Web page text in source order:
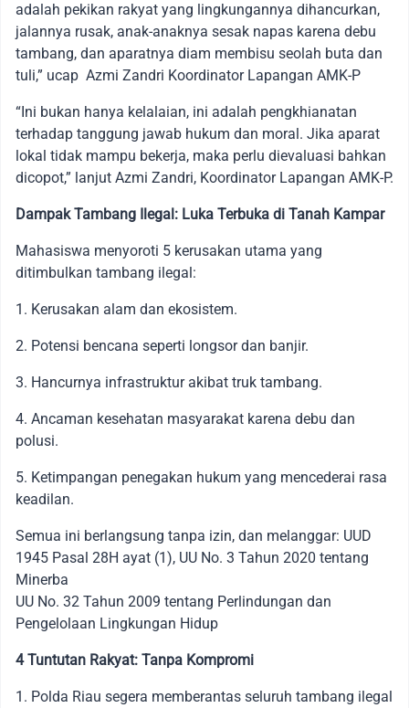
adalah pekikan rakyat yang lingkungannya dihancurkan,
jalannya rusak, anak-anaknya sesak napas karena debu
tambang, dan aparatnya diam membisu seolah buta dan
tuli,” ucap Azmi Zandri Koordinator Lapangan AMK-P
“Ini bukan hanya kelalaian, ini adalah pengkhianatan
terhadap tanggung jawab hukum dan moral. Jika aparat
lokal tidak mampu bekerja, maka perlu dievaluasi bahkan
dicopot,” lanjut Azmi Zandri, Koordinator Lapangan AMK-P.
Dampak Tambang Ilegal: Luka Terbuka di Tanah Kampar
Mahasiswa menyoroti 5 kerusakan utama yang
ditimbulkan tambang ilegal:
1. Kerusakan alam dan ekosistem.
2. Potensi bencana seperti longsor dan banjir.
3. Hancurnya infrastruktur akibat truk tambang.
4. Ancaman kesehatan masyarakat karena debu dan
polusi.
5. Ketimpangan penegakan hukum yang mencederai rasa
keadilan.
Semua ini berlangsung tanpa izin, dan melanggar: UUD
1945 Pasal 28H ayat (1), UU No. 3 Tahun 2020 tentang
Minerba
UU No. 32 Tahun 2009 tentang Perlindungan dan
Pengelolaan Lingkungan Hidup
4 Tuntutan Rakyat: Tanpa Kompromi
1. Polda Riau segera memberantas seluruh tambang ilegal